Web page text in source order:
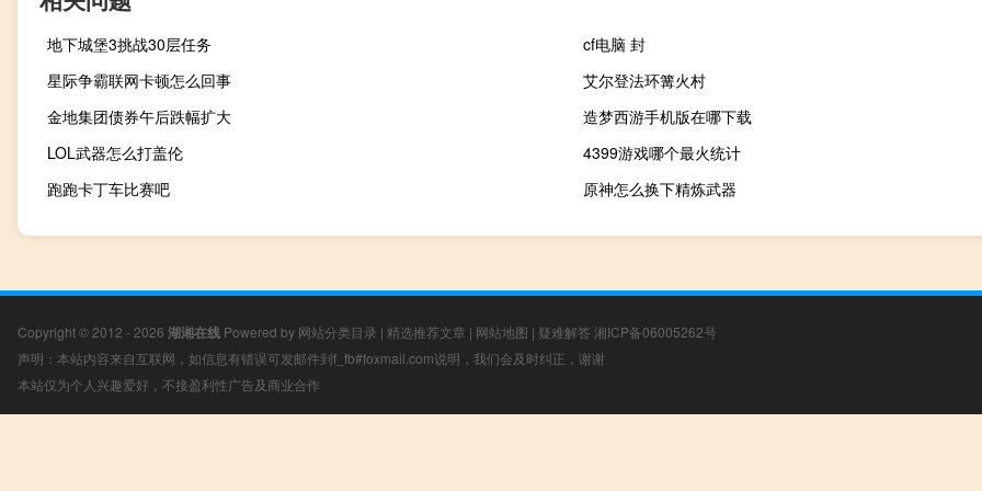
地下城堡3挑战30层任务
cf电脑 封
星际争霸联网卡顿怎么回事
艾尔登法环篝火村
金地集团债券午后跌幅扩大
造梦西游手机版在哪下载
LOL武器怎么打盖伦
4399游戏哪个最火统计
跑跑卡丁车比赛吧
原神怎么换下精炼武器
Copyright © 2012 - 2026 湖湘在线 Powered by 网站分类目录 | 精选推荐文章 | 网站地图 | 疑难解答 湘ICP备06005262号
声明：本站内容来自互联网，如信息有错误可发邮件到f_fb#foxmail.com说明，我们会及时纠正，谢谢
本站仅为个人兴趣爱好，不接盈利性广告及商业合作